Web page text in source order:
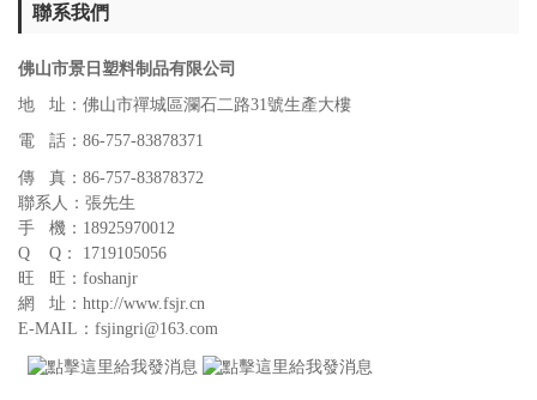
聯系我們
佛山市景日塑料制品有限公司
地 址：佛山市禪城區瀾石二路31號生產大樓
電 話：86-757-83878371
傳 真：86-757-83878372
聯系人：張先生
手 機：18925970012
Q Q： 1719105056
旺 旺：foshanjr
網 址：http://www.fsjr.cn
E-MAIL：fsjingri@163.com